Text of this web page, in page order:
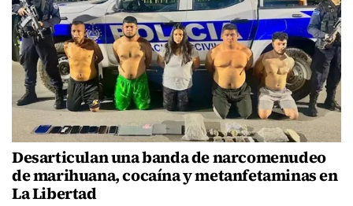
Desarticulan una banda de narcomenudeo
de marihuana, cocaína y metanfetaminas en
La Libertad